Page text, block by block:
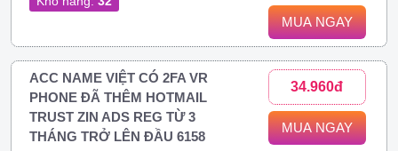
MUA NGAY
ACC NAME VIỆT CÓ 2FA VR
PHONE ĐÃ THÊM HOTMAIL
TRUST ZIN ADS REG TỪ 3
THÁNG TRỞ LÊN ĐẦU 6158
34.960đ
MUA NGAY